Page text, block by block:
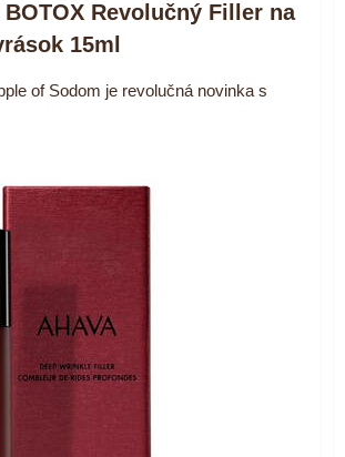
BOTOX Revolučný Filler na
15ml
of Sodom je revolučná novinka s